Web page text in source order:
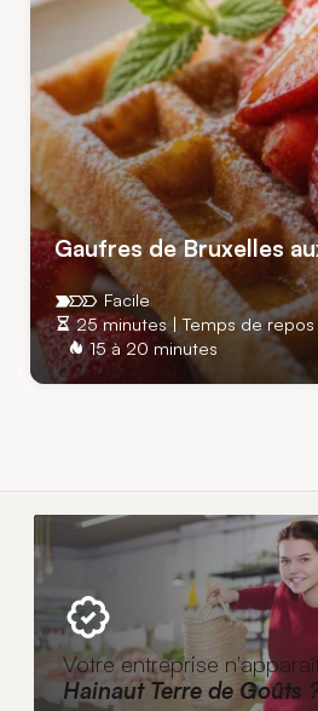
Gaufres de Bruxelles
25 minutes | Temps de repos
15 à 20 minutes
Facile
Votre entreprise
Hainaut Terre de Goûts